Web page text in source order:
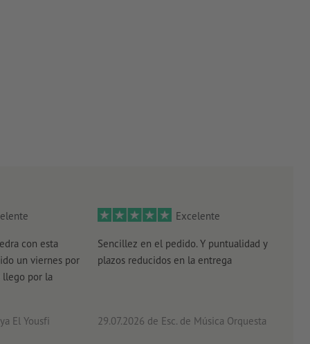
con esta
un viernes por
llego por la
El Yousfi
Excelente
Sencillez en el pedido. Y puntualidad y
plazos reducidos en la entrega
29.07.2026 de Esc. de Música Orquesta